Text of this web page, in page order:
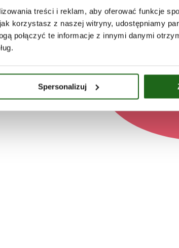
treści i reklam, aby oferować funkcje
korzystasz z naszej witryny, udostępniamy
połączyć te informacje z innymi danymi
Spersonalizuj